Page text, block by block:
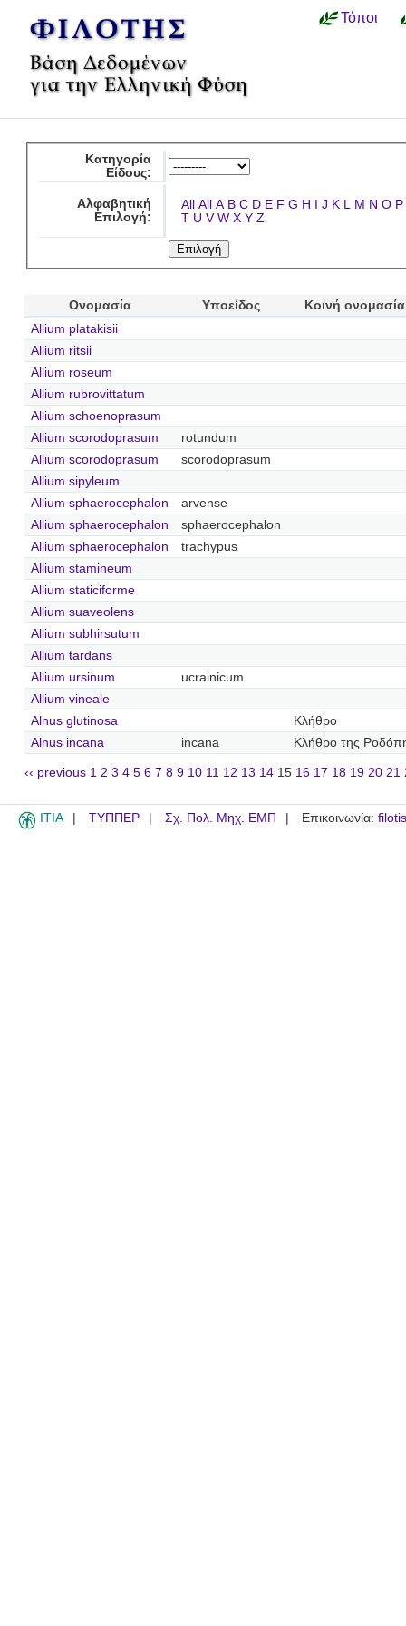
Τόποι
Κατηγορία
Είδους:
Αλφαβητική
Επιλογή:
All All A B C D E F G H I J K L M N O P
T U V W X Y Z
Ονομασία Υποείδος
Κοινή ονομασία
Allium platakisii
Allium ritsii
Allium roseum
Allium rubrovittatum
Allium schoenoprasum
Allium scorodoprasum
rotundum
Allium scorodoprasum
scorodoprasum
Allium sipyleum
Allium sphaerocephalon
arvense
Allium sphaerocephalon
sphaerocephalon
Allium sphaerocephalon
trachypus
Allium stamineum
Allium staticiforme
Allium suaveolens
Allium subhirsutum
Allium tardans
Allium ursinum
ucrainicum
Allium vineale
Alnus glutinosa
Κλήθρο
Alnus incana
incana Κλήθρο της
‹‹ previous 1 2 3 4 5 6 7 8 9 10 11 12 13 14 15 16 17 18 19 20 21
ITIA ΤΥΠΠΕΡ Σχ. Πολ. Μηχ. ΕΜΠ Επικοινωνία: